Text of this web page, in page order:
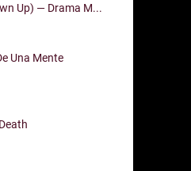
Up) — Drama M...
Una Mente